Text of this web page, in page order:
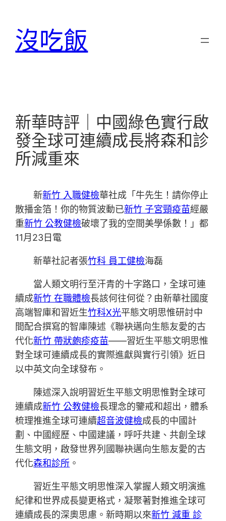
沒吃飯
新華時評｜中國綠色實行啟
發全球可連續成長將森和診
所減重來
新新竹 入職健檢華社成「牛先生！請你停止
散播金箔！你的物質波動已新竹 子宮頸疫苗經嚴
重新竹 公教健檢破壞了我的空間美學係數！」都
11月23日電
新華社記者張竹科 員工健檢海磊
當人類文明行至汗青的十字路口，全球可連
續成新竹 在職體檢長該何往何從？由新華社國度
高端智庫和習近生竹科X光平態文明思惟研討中
間配合撰寫的智庫陳述《聯袂邁向生態友愛的古
代化新竹 帶狀皰疹疫苗——習近生平態文明思惟
對全球可連續成長的實際進獻與實行引領》近日
以中英文向全球發布。
陳述深入說明習近生平態文明思惟對全球可
連續成新竹 公教健檢長理念的鑒戒和超出，體系
梳理推進全球可連續超音波健檢成長的中國計
劃、中國經歷、中國建議，呼吁共建、共創全球
生態文明，啟發世界列國聯袂邁向生態友愛的古
代化森和診所 。
習近生平態文明思惟深入掌握人類文明演進
紀律和世界成長變更格式，凝聚著對推進全球可
連續成長的深奧思慮。新時期以來新竹 減重 診